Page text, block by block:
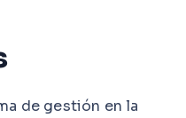
de gestión en la